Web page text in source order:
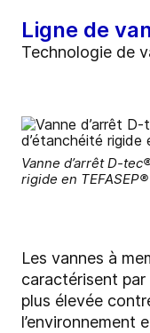
Ligne de
Technologie de
Vanne d’arrêt D-
rigide en
Les vannes à
caractérisent
plus élevée
l’environnement